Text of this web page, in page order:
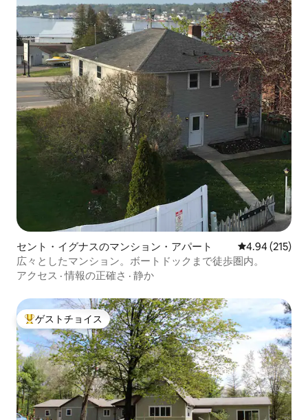
セント・イグナスのマンション・アパート レビュー215
4.94 (215)
広々としたマンション。ボートドックまで徒歩圏内。
アクセス ·情報の正確さ · 静か
大好評のゲストチョイスです。
ゲストチョイス